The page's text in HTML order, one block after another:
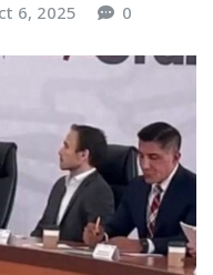
6, 2025 0